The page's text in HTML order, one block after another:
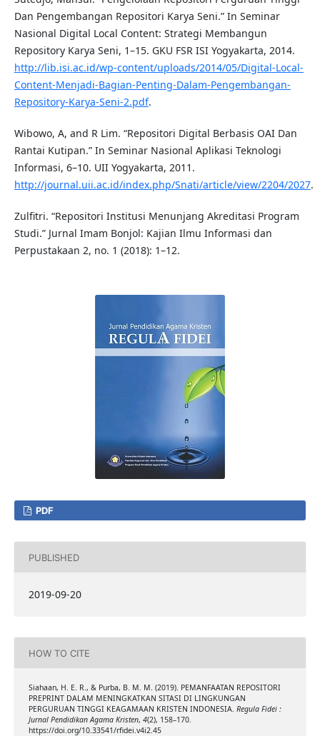
Dan Pengembangan Repositori Karya Seni.” In Seminar
Nasional Digital Local Content: Strategi Membangun
Repository Karya Seni, 1–15. GKU FSR ISI Yogyakarta, 2014.
http://lib.isi.ac.id/wp-content/uploads/2014/05/Digital-Local-
Content-Menjadi-Bagian-Penting-Dalam-Pengembangan-
Repository-Karya-Seni-2.pdf.
Wibowo, A, and R Lim. “Repositori Digital Berbasis OAI Dan
Rantai Kutipan.” In Seminar Nasional Aplikasi Teknologi
Informasi, 6–10. UII Yogyakarta, 2011.
http://journal.uii.ac.id/index.php/Snati/article/view/2204/2027.
Zulfitri. “Repositori Institusi Menunjang Akreditasi Program
Studi.” Jurnal Imam Bonjol: Kajian Ilmu Informasi dan
Perpustakaan 2, no. 1 (2018): 1–12.
PDF
PUBLISHED
2019-09-20
HOW TO CITE
Siahaan, H. E. R., & Purba, B. M. M. (2019). PEMANFAATAN REPOSITORI
PREPRINT DALAM MENINGKATKAN SITASI DI LINGKUNGAN
PERGURUAN TINGGI KEAGAMAAN KRISTEN INDONESIA. Regula Fidei :
Jurnal Pendidikan Agama Kristen, 4(2), 158–170.
https://doi.org/10.33541/rfidei.v4i2.45